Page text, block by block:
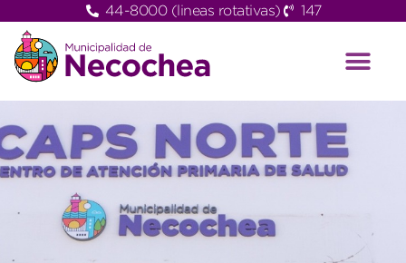
44-8000 (lineas rotativas) 147